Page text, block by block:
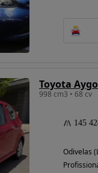
Toyota
998 cm3 • 68 cv
145
Odivelas